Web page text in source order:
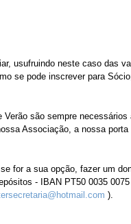
usufruindo neste caso das
se pode inscrever para
Verão são sempre
Associação, a nossa
for a sua opção, fazer um
- IBAN PT50 0035
).